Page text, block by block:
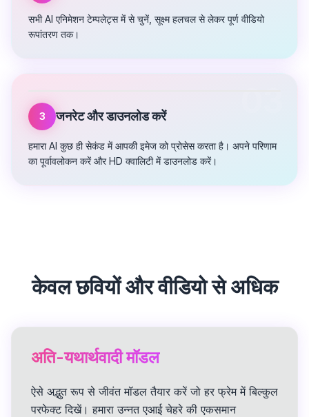
सभी AI एनिमेशन टेम्पलेट्स में से चुनें, सूक्ष्म हलचल से लेकर पूर्ण वीडियो
रूपांतरण तक।
3 जनरेट और डाउनलोड करें
हमारा AI कुछ ही सेकंड में आपकी इमेज को प्रोसेस करता है। अपने परिणाम
का पूर्वावलोकन करें और HD क्वालिटी में डाउनलोड करें।
केवल छवियों और वीडियो से अधिक
अति-यथार्थवादी मॉडल
ऐसे अद्भुत रूप से जीवंत मॉडल तैयार करें जो हर फ्रेम में बिल्कुल
परफेक्ट दिखें। हमारा उन्नत एआई चेहरे की एकसमान